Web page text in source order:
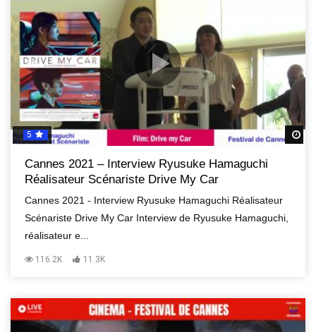
5
Cannes 2021 – Interview Ryusuke Hamaguchi
Réalisateur Scénariste Drive My Car
Cannes 2021 - Interview Ryusuke Hamaguchi Réalisateur
Scénariste Drive My Car Interview de Ryusuke Hamaguchi,
réalisateur e...
116.2K 11.3K